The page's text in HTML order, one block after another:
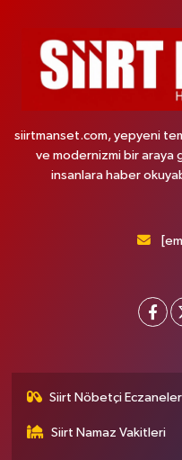
siirtmanset.com, yepyeni
ve modernizmi bir araya
insanlara haber
Siirt Nöbetçi Eczaneler
Siirt Namaz Vakitleri